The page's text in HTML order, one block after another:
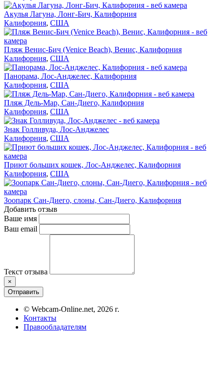
Акулья Лагуна, Лонг-Бич, Калифорния
Калифорния, США
Пляж Венис-Бич (Venice Beach), Венис, Калифорния
Калифорния, США
Панорама, Лос-Анджелес, Калифорния
Калифорния, США
Пляж Дель-Мар, Сан-Диего, Калифорния
Калифорния, США
Знак Голливуда, Лос-Анджелес
Калифорния, США
Приют больших кошек, Лос-Анджелес, Калифорния
Калифорния, США
Зоопарк Сан-Диего, слоны, Сан-Диего, Калифорния
Добавить отзыв
Ваше имя
Ваш email
Текст отзыва
×
Отправить
© Webcam-Online.net, 2026 г.
Контакты
Правообладателям